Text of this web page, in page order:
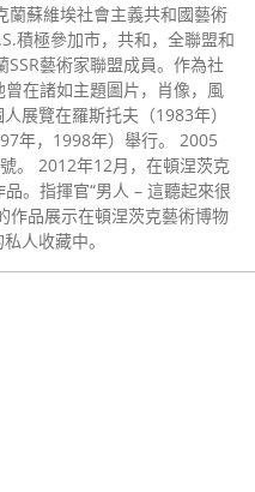
蘭蘇維埃社會主義共和國藝術
積極參加市，共和，全聯盟和
藝術家聯盟成員。作為社
在諸如主題圖片，肖像，風
展覽在羅斯托夫（1983年）
年，1998年）舉行。 2005
。 2012年12月，在頓涅茨克
。指揮官“男人 – 這聽起來很
作品展示在頓涅茨克藝術博物
人收藏中。